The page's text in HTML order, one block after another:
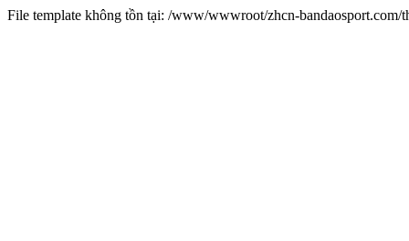
File template không tồn tại: /www/wwwroot/zhcn-bandaosport.com/